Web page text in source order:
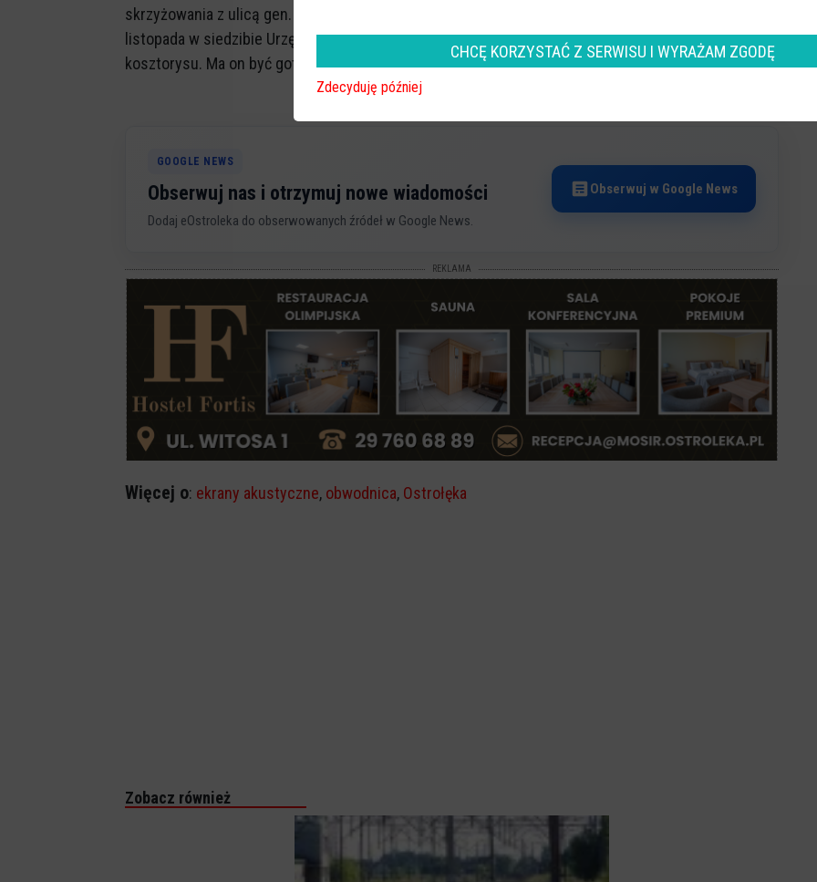
skrzyżowania z ulicą gen. Włodzimierza Sikorskiego po stronie lewej. Oferty zgłaszać można do 23
listopada w siedzibie Urzędu Miasta, a zwycięzca będzie miał kilka miesięcy na wykonanie
kosztorysu. Ma on być gotowy do 30 kwietnia 2018 roku.
GOOGLE NEWS
Obserwuj nas i otrzymuj nowe wiadomości
Dodaj eOstroleka do obserwowanych źródeł w Google News.
Obserwuj w Google News
REKLAMA
Więcej o: ekrany akustyczne, obwodnica, Ostrołęka
Zobacz również
CHCĘ KORZYSTAĆ Z SERWISU I WYRAŻAM ZGODĘ
Zdecyduję później